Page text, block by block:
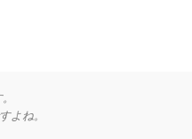
よね。